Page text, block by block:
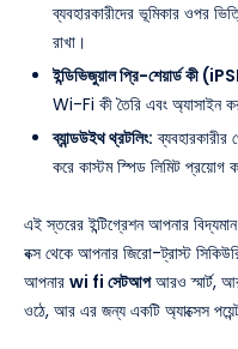
ব্যবহারকারীদের ভূমিকার ওপর
রাখা।
ইন্ডিভিজুয়াল প্রি-শেয়ার্ড কী
Wi-Fi কী তৈরি এবং অ্যাসাইন
ব্যান্ডউইথ থ্রটলিং:
করে কাস্টম স্পিড লিমিট প্রয়োগ
এই স্তরের ইন্টিগ্রেশন আপনার
বক্স থেকে আপনার জিরো-ট্রাস্ট
আপনার wi fi সেটআপআরও স্মার্ট,
ওঠে, আর এর জন্য একটি অ্যাক্সেস